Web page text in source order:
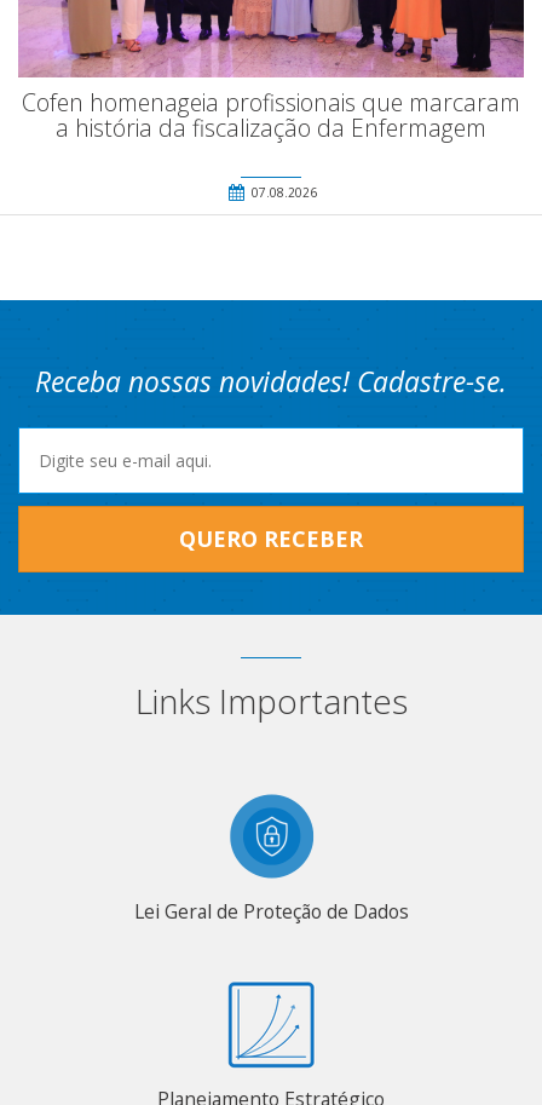
Cofen homenageia profissionais que marcaram
a história da fiscalização da Enfermagem
07.08.2026
Receba nossas novidades! Cadastre-se.
QUERO RECEBER
Links Importantes
Lei Geral de Proteção de Dados
Planejamento Estratégico